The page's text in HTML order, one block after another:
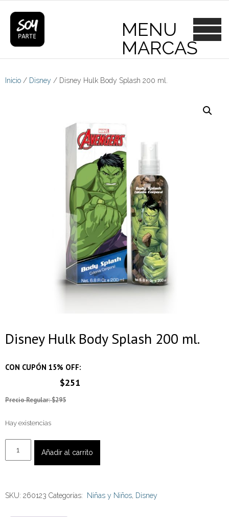
content
Inicio / Disney / Disney Hulk Body Splash 200 ml.
Disney Hulk Body Splash 200 ml.
CON CUPÓN 15% OFF:
$251
Precio Regular: $295
Hay existencias
200
Añadir al carrito
SKU: 260123 Categorías: Niñas y Niños Disney